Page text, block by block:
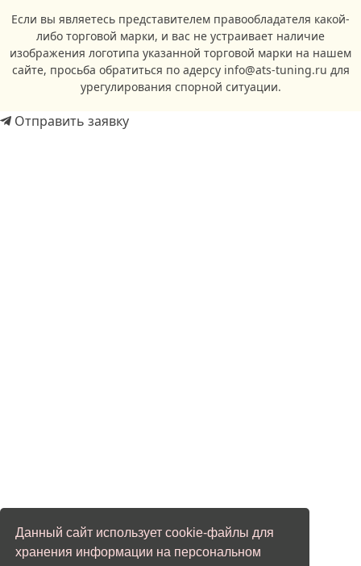
Данный сайт использует cookie-файлы для
хранения информации на персональном
Если вы являетесь представителем правообладателя какой-
либо торговой марки, и вас не устраивает наличие
изображения логотипа указанной торговой марки на нашем
сайте, просьба обратиться по адерсу info@ats-tuning.ru для
урегулирования спорной ситуации.
Отправить заявку